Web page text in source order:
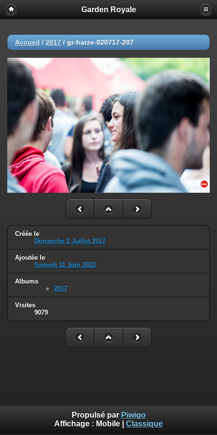
Garden Royale
Accueil / 2017 / gr-harze-020717-207
Créée le
Dimanche 2 Juillet 2017
Ajoutée le
Samedi 11 Juin 2022
Albums
2017
Visites
9079
Propulsé par Piwigo
Affichage : Mobile Classique